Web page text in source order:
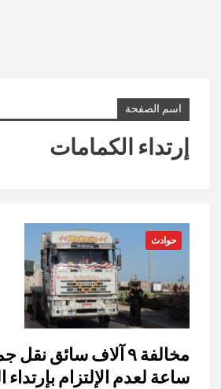
اسم الصفحة
إرتداء الكمامات
حوادث
ساعة لعدم الإلتزام